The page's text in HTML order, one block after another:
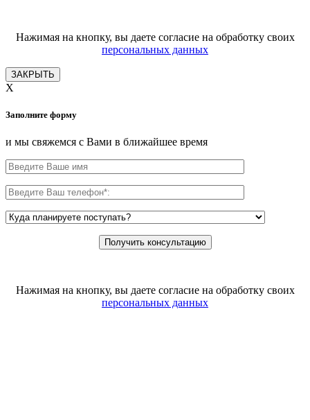
Нажимая на кнопку, вы даете согласие на обработку своих
персональных данных
ЗАКРЫТЬ
X
Заполните форму
и мы свяжемся с Вами в ближайшее время
Нажимая на кнопку, вы даете согласие на обработку своих
персональных данных